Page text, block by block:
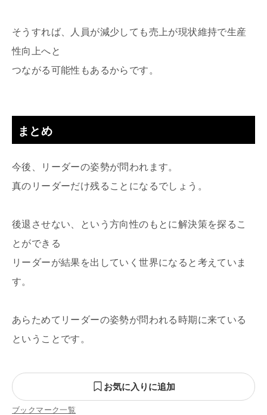
そうすれば、人員が減少しても売上が現状維持で生産
性向上へと
つながる可能性もあるからです。
まとめ
今後、リーダーの姿勢が問われます。
真のリーダーだけ残ることになるでしょう。
後退させない、という方向性のもとに解決策を探るこ
とができる
リーダーが結果を出していく世界になると考えていま
す。
あらためてリーダーの姿勢が問われる時期に来ている
ということです。
お気に入りに追加
ブックマーク一覧